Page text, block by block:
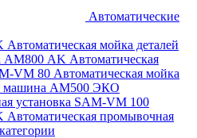
Автоматические
Автоматическая мойка деталей
АМ800 AK Автоматическая
VM 80 Автоматическая мойка
машина АМ500 ЭКО
установка SAM-VM 100
Автоматическая промывочная